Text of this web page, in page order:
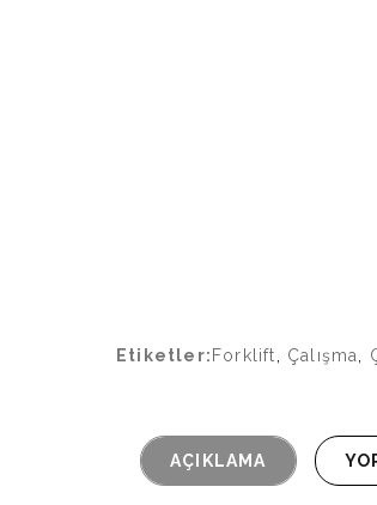
Etiketler: Forklift Çalışma
AÇIKLAMA